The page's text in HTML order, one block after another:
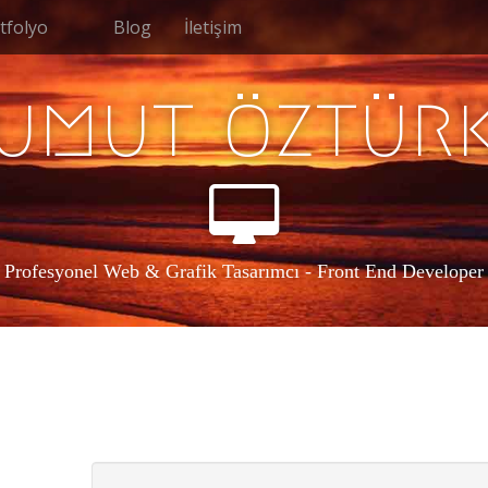
Blog İletişim
Profesyonel Web & Grafik Tasarımcı - Front End Developer